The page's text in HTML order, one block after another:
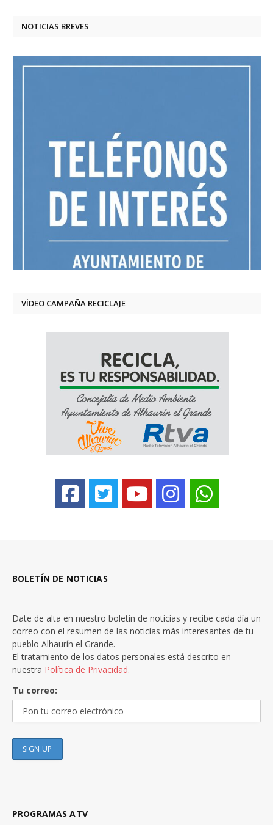
NOTICIAS BREVES
VÍDEO CAMPAÑA RECICLAJE
BOLETÍN DE NOTICIAS
Date de alta en nuestro boletín de noticias y recibe cada día un
correo con el resumen de las noticias más interesantes de tu
pueblo Alhaurín el Grande.
El tratamiento de los datos personales está descrito en
nuestra Política de Privacidad.
Tu correo:
PROGRAMAS ATV